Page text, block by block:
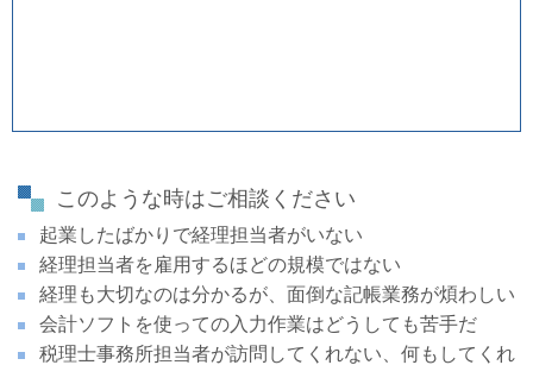
このような時はご相談ください
起業したばかりで経理担当者がいない
経理担当者を雇用するほどの規模ではない
経理も大切なのは分かるが、面倒な記帳業務が煩わしい
会計ソフトを使っての入力作業はどうしても苦手だ
税理士事務所担当者が訪問してくれない、何もしてくれ